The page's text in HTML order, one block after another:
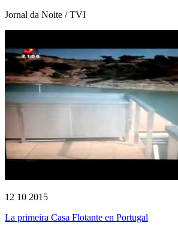
Jornal da Noite / TVI
12 10 2015
La primeira Casa Flotante en Portugal